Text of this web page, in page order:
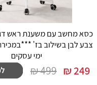
ימי עסקים
249
₪
499 ₪